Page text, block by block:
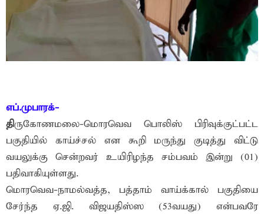
எப்.முபாரக்-
திருகோணமலை-மொரவெவ பொலிஸ் பிரிவுக்குட்பட்ட
பகுதியில் காய்ச்சல் என கூறி மருந்து குடித்து விட்டு
வயலுக்கு சென்றவர் உயிரிழந்த சம்பவம் இன்று (01)
பதிவாகியுள்ளது.
மொரவெவ-நாமல்வத்த, பத்தாம் வாய்க்கால் பகுதியை
சேர்ந்த ஏ.ஜி. விஜயதிஸ்ஸ (53வயது) என்பவரே